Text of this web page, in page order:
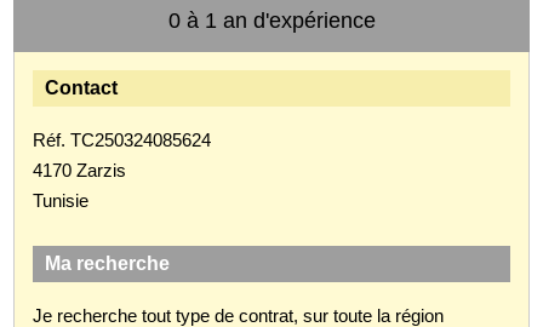
0 à 1 an d'expérience
Contact
Réf. TC250324085624
4170 Zarzis
Tunisie
Ma recherche
Je recherche tout type de contrat, sur toute la région